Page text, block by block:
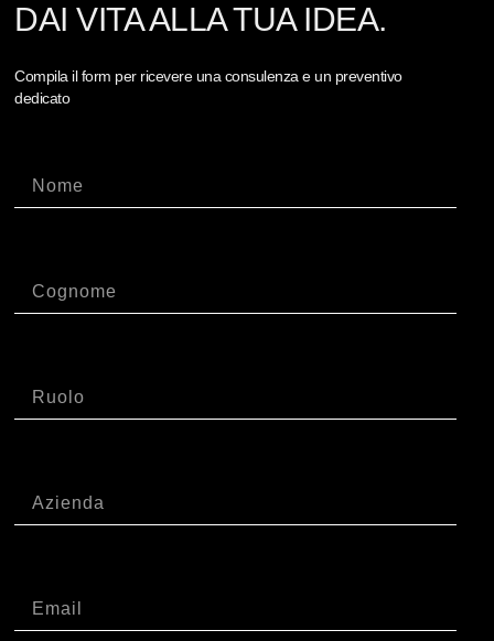
DAI VITA ALLA TUA IDEA.
Compila il form per ricevere una consulenza e un preventivo
dedicato